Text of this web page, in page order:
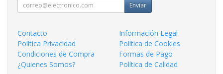
Enviar
Contacto
Información Legal
Política Privacidad
Política de Cookies
Condiciones de Compra
Formas de Pago
¿Quienes Somos?
Política de Calidad